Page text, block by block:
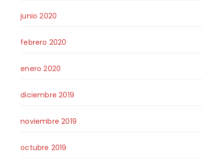
junio 2020
febrero 2020
enero 2020
diciembre 2019
noviembre 2019
octubre 2019